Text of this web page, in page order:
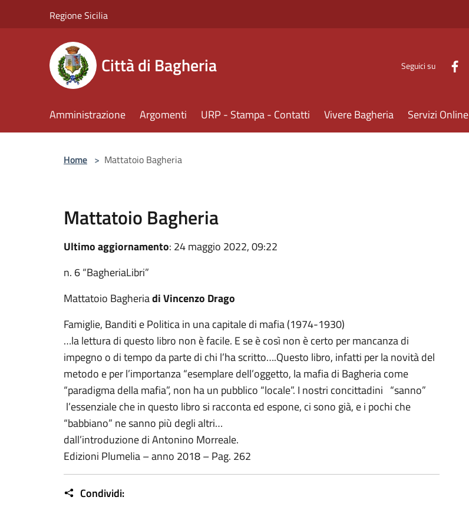
Regione Sicilia
Città di Bagheria Seguici su
Amministrazione Argomenti URP - Stampa - Contatti Vivere Bagheria Servizi Online
Home > Mattatoio Bagheria
Mattatoio Bagheria
Ultimo aggiornamento: 24 maggio 2022, 09:22
n. 6 “BagheriaLibri”
Mattatoio Bagheriadi Vincenzo Drago
Famiglie, Banditi e Politica in una capitale di mafia (1974-1930)
…la lettura di questo libro non è facile. E se è così non è certo per mancanza di
impegno o di tempo da parte di chi l’ha scritto….Questo libro, infatti per la novità del
metodo e per l’importanza “esemplare dell’oggetto, la mafia di Bagheria come
“paradigma della mafia”, non ha un pubblico “locale”. I nostri concittadini “sanno”
l’essenziale che in questo libro si racconta ed espone, ci sono già, e i pochi che
“babbiano” ne sanno più degli altri…
dall’introduzione di Antonino Morreale.
Edizioni Plumelia – anno 2018 – Pag. 262
Condividi: